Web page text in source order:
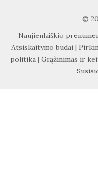
©
Naujienlaiškio
Atsiskaitymo būdai|
politika| Grąžinimas ir